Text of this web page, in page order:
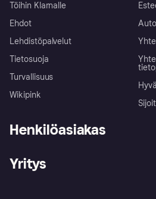
Töihin Klarnalle
Ehdot
Lehdistöpalvelut
Tietosuoja
Turvallisuus
Wikipink
Henkilöasiakas
Ohje
Kirjaudu sisään
Yritys